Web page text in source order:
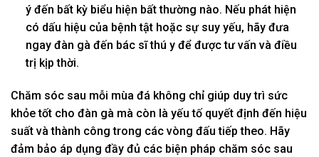
ý đến bất kỳ biểu hiện bất thường nào. Nếu phát hiện
có dấu hiệu của bệnh tật hoặc sự suy yếu, hãy đưa
ngay đàn gà đến bác sĩ thú y để được tư vấn và điều
trị kịp thời.
Chăm sóc sau mỗi mùa đá không chỉ giúp duy trì sức
khỏe tốt cho đàn gà mà còn là yếu tố quyết định đến hiệu
suất và thành công trong các vòng đấu tiếp theo. Hãy
đảm bảo áp dụng đầy đủ các biện pháp chăm sóc sau